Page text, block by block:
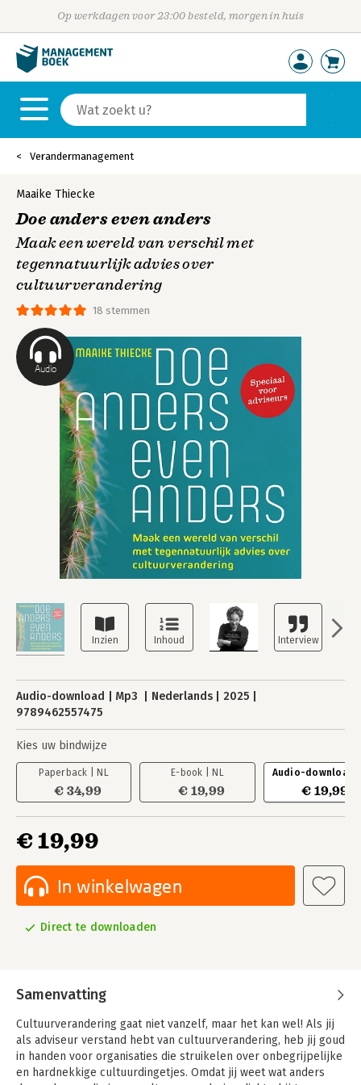
Op werkdagen voor 23:00 besteld, morgen in huis
Verandermanagement
Audio
18 stemmen
Maaike Thiecke
Doe anders even anders
Maak een wereld van verschil met
tegennatuurlijk advies over
cultuurverandering
Audio-download Mp3 Nederlands
2025
9789462557475
Kies uw bindwijze
Paperback | NL
€ 34,99
E-book | NL
€ 19,99
Audio-download |
€ 19,99
€ 19,99
In winkelwagen
Direct te downloaden
Samenvatting
Cultuurverandering gaat niet vanzelf, maar het kan wel! Als jij
als adviseur verstand hebt van cultuurverandering, heb jij goud
in handen voor organisaties die struikelen over onbegrijpelijke
en hardnekkige cultuurdingetjes. Omdat jij weet wat anders